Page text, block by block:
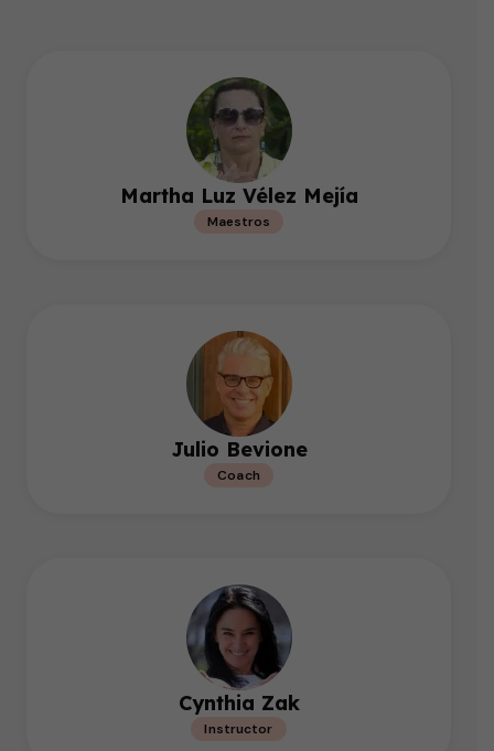
Martha Luz Vélez Mejía
Maestros
Julio Bevione
Coach
Cynthia Zak
Instructor